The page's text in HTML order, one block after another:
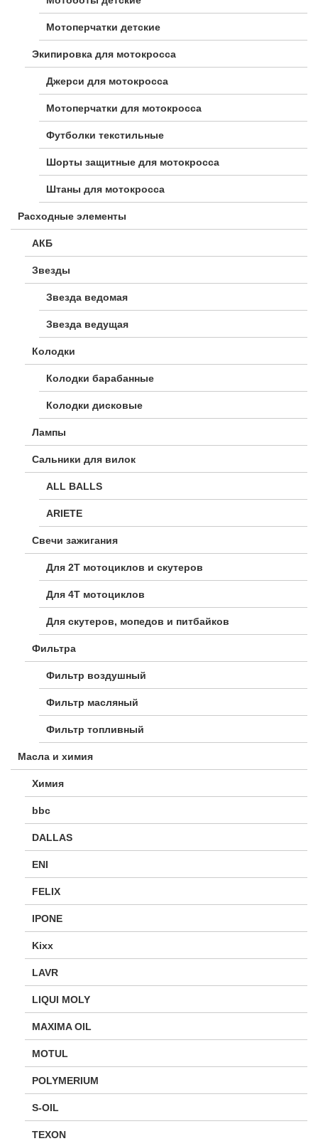
Мотоперчатки детские
Экипировка для мотокросса
Джерси для мотокросса
Мотоперчатки для мотокросса
Футболки текстильные
Шорты защитные для мотокросса
Штаны для мотокросса
Расходные элементы
АКБ
Звезды
Звезда ведомая
Звезда ведущая
Колодки
Колодки барабанные
Колодки дисковые
Лампы
Сальники для вилок
ALL BALLS
ARIETE
Свечи зажигания
Для 2Т мотоциклов и скутеров
Для 4Т мотоциклов
Для скутеров, мопедов и питбайков
Фильтра
Фильтр воздушный
Фильтр масляный
Фильтр топливный
Масла и химия
Химия
bbc
DALLAS
ENI
FELIX
IPONE
Kixx
LAVR
LIQUI MOLY
MAXIMA OIL
MOTUL
POLYMERIUM
S-OIL
TEXON